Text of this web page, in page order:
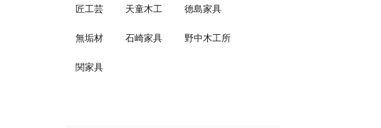
匠工芸 天童木工 徳島家具
無垢材 石崎家具 野中木工所
関家具